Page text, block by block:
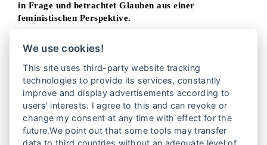
in Frage und betrachtet Glauben aus einer
feministischen Perspektive.
Im Anschluss an die Vorführung wird Inna Shevchenko
Gespräch moderiert Ruth Moschner.
Bereits um 18:00 Uhr eröffnet die
Jubiläumsausstellung „25 Jahre Filmfest
FrauenWelten“. Gezeigt werden Festivalplakate und
fotografische Eindrücke der vergangenen Jahre – eine
We use cookies!
This site uses third-party website tracking
technologies to provide its services, constantly
improve and display advertisements according to
users' interests. I agree to this and can revoke or
change my consent at any time with effect for the
future.We point out that some tools may transfer